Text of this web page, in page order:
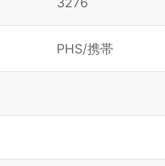
PHS/携帯